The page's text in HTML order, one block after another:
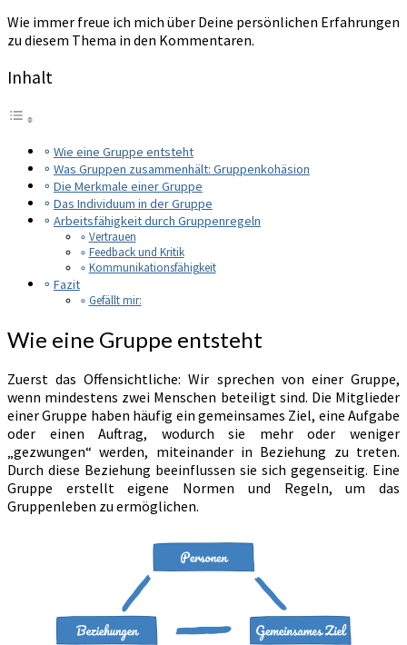
Wie immer freue ich mich über Deine persönlichen Erfahrungen
zu diesem Thema in den Kommentaren.
Inhalt
Wie eine Gruppe entsteht
Was Gruppen zusammenhält: Gruppenkohäsion
Die Merkmale einer Gruppe
Das Individuum in der Gruppe
Arbeitsfähigkeit durch Gruppenregeln
Vertrauen
Feedback und Kritik
Kommunikationsfähigkeit
Fazit
Gefällt mir:
Wie eine Gruppe entsteht
Zuerst das Offensichtliche: Wir sprechen von einer Gruppe,
wenn mindestens zwei Menschen beteiligt sind. Die Mitglieder
einer Gruppe haben häufig ein gemeinsames Ziel, eine Aufgabe
oder einen Auftrag, wodurch sie mehr oder weniger
„gezwungen“ werden, miteinander in Beziehung zu treten.
Durch diese Beziehung beeinflussen sie sich gegenseitig. Eine
Gruppe erstellt eigene Normen und Regeln, um das
Gruppenleben zu ermöglichen.